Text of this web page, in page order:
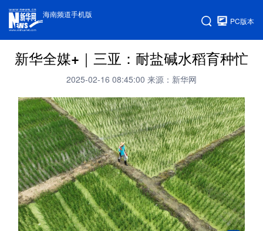
海南频道手机版
PC版本
新华全媒+｜三亚：耐盐碱水稻育种忙
2025-02-16 08:45:00 来源：新华网